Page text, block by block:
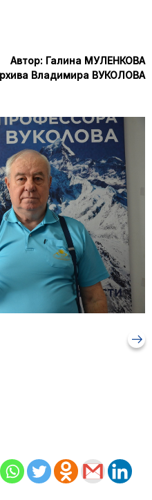
Автор: Галина МУЛЕНКОВА
Владимира ВУКОЛОВА
arrow_right_alt